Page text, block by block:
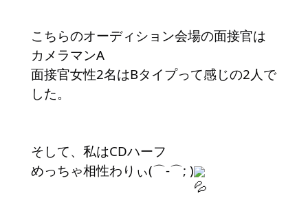
こちらのオーディション会場の面接官は
カメラマンA
面接官女性2名はBタイプって感じの2人で
した。
そして、私はCDハーフ
めっちゃ相性わりぃ(⌒-⌒; )